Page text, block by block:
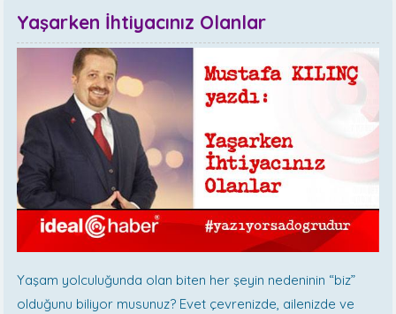
Yaşarken İhtiyacınız Olanlar
Yaşam yolculuğunda olan biten her şeyin nedeninin “biz”
olduğunu biliyor musunuz? Evet çevrenizde, ailenizde ve